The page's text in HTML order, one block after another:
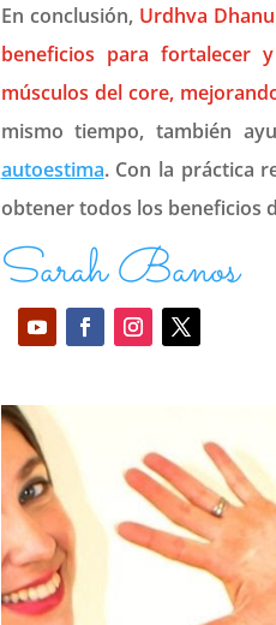
En conclusión, Urdhva
beneficios para fortalecer
músculos del core,
mismo tiempo, también
autoestima. Con la práctica
obtener todos los beneficios
Sarah Banos